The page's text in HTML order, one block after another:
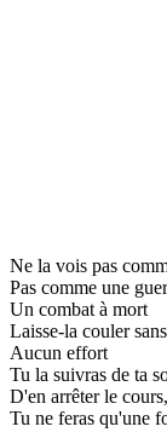
Ne la vois pas
Pas comme une
Un combat à mort
Laisse-la couler
Aucun effort
Tu la suivras de ta
D'en arrêter le
Tu ne feras qu'une